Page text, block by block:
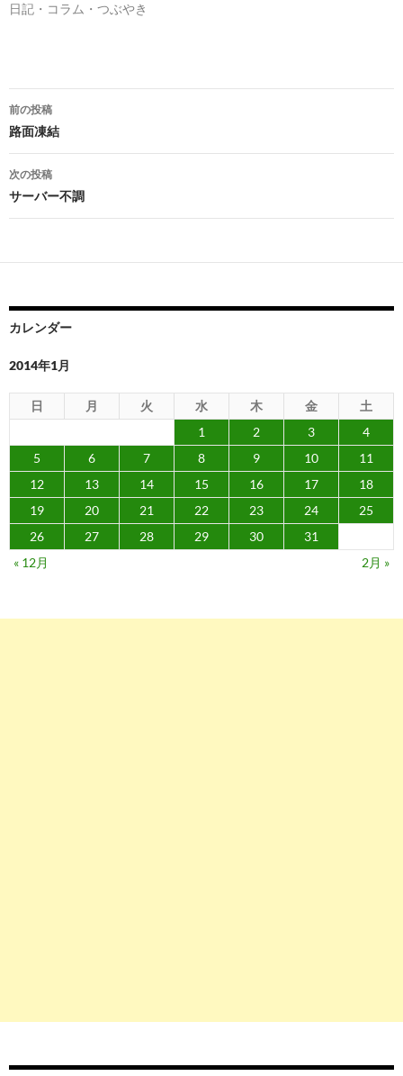
日記・コラム・つぶやき
投
稿
ナ
ビ
ゲ
ー
ョ
ン
前の投稿
路面凍結
次の投稿
サーバー不調
カレンダー
2014年1月
日 月 火 水 木 金
土
1
2 3
4
5
6 7 8 9 10
11
12
13 14 15 16 17
18
19
20 21 22 23 24
25
26
27 28 29 30
31
« 12月
2月 »